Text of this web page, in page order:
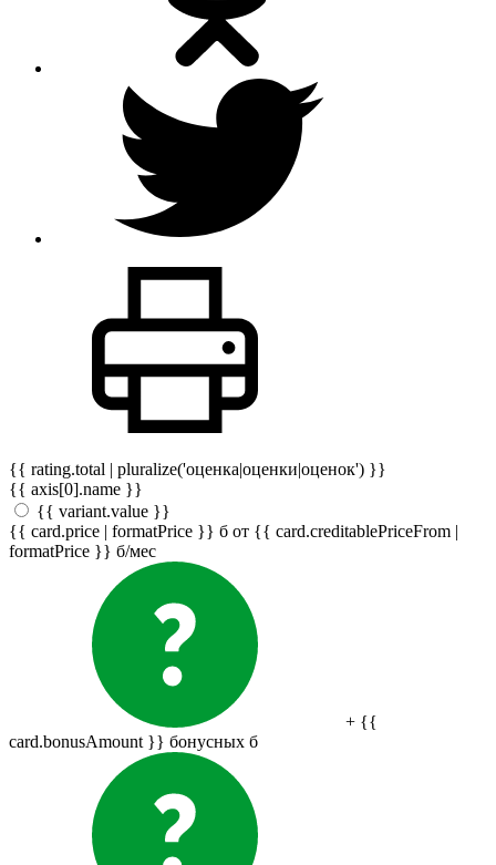
{{ rating.total | pluralize('оценка|оценки|оценок') }}
{{ axis[0].name }}
{{ variant.value }}
{{ card.price | formatPrice }} б от {{ card.creditablePriceFrom |
formatPrice }} б/мес
+ {{
card.bonusAmount }} бонусных б